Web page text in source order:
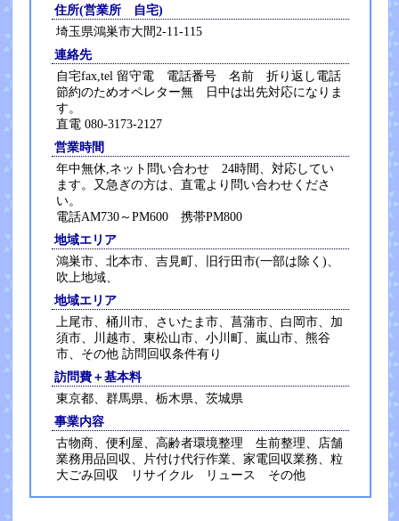
住所(営業所 自宅)
埼玉県鴻巣市大間2-11-115
連絡先
自宅fax,tel 留守電 電話番号 名前 折り返し電話
節約のためオペレター無 日中は出先対応になりま
す。
直電 080-3173-2127
営業時間
年中無休,ネット問い合わせ 24時間、対応してい
ます。又急ぎの方は、直電より問い合わせくださ
い。
電話AM730～PM600 携帯PM800
地域エリア
鴻巣市、北本市、吉見町、旧行田市(一部は除く)、
吹上地域、
地域エリア
上尾市、桶川市、さいたま市、菖蒲市、白岡市、加
須市、川越市、東松山市、小川町、嵐山市、熊谷
市、その他 訪問回収条件有り
訪問費＋基本料
東京都、群馬県、栃木県、茨城県
事業内容
古物商、便利屋、高齢者環境整理 生前整理、店舗
業務用品回収、片付け代行作業、家電回収業務、粒
大ごみ回収 リサイクル リュース その他